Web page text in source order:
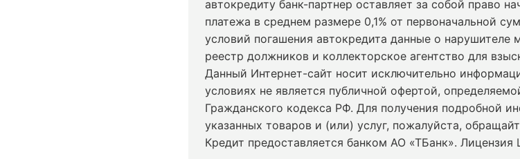
автокредиту банк-партнер оставляет за собой право
платежа в среднем размере 0,1% от первоначальной
условий погашения автокредита данные о нарушителе
реестр должников и коллекторское агентство для
Данный Интернет-сайт носит исключительно
условиях не является публичной офертой,
Гражданского кодекса РФ. Для получения подробной
указанных товаров и (или) услуг, пожалуйста,
Кредит предоставляется банком АО «ТБанк». Лицензия